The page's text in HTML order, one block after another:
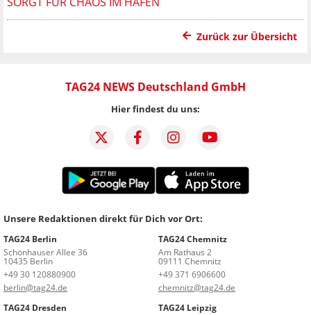
Zurück zur Übersicht
TAG24 NEWS Deutschland GmbH
Hier findest du uns:
Unsere Redaktionen direkt für Dich vor Ort:
TAG24 Berlin
Schönhauser Allee 36
10435 Berlin
+49 30 120880900
berlin@tag24.de
TAG24 Chemnitz
Am Rathaus 2
09111 Chemnitz
+49 371 6906600
chemnitz@tag24.de
TAG24 Dresden
TAG24 Leipzig